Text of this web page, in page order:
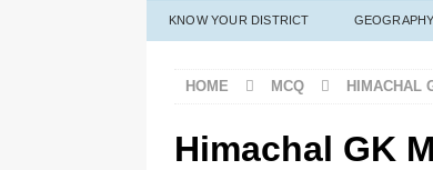
KNOW YOUR DISTRICT GEOGRAPHY
HOME MCQ HIMACHAL
Himachal GK